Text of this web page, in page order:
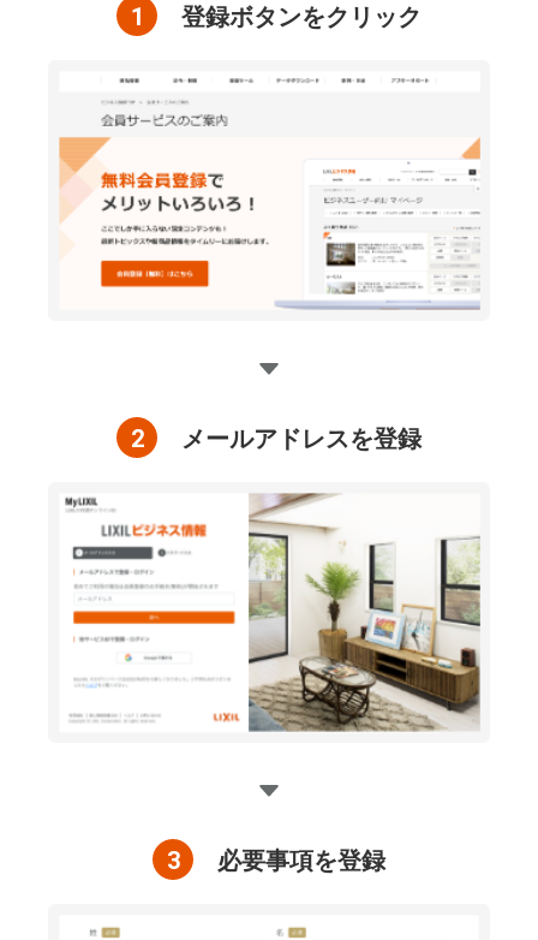
1 登録ボタンをクリック
2 メールアドレスを登録
3 必要事項を登録